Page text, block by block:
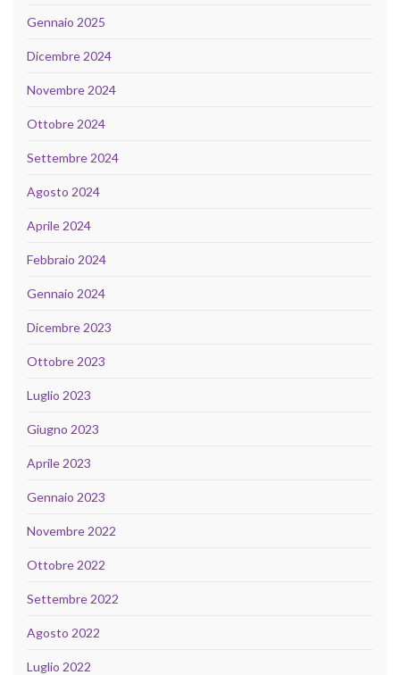
Gennaio 2025
Dicembre 2024
Novembre 2024
Ottobre 2024
Settembre 2024
Agosto 2024
Aprile 2024
Febbraio 2024
Gennaio 2024
Dicembre 2023
Ottobre 2023
Luglio 2023
Giugno 2023
Aprile 2023
Gennaio 2023
Novembre 2022
Ottobre 2022
Settembre 2022
Agosto 2022
Luglio 2022